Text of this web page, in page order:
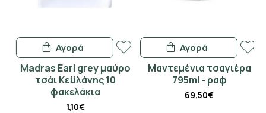
Madras Earl grey μαύρο
τσάι Κεϋλάνης 10
φακελάκια
1,10€
Αγορά
Μαντεμένια τσαγιέρα
795ml - ραφ
69,50€
Αγορά